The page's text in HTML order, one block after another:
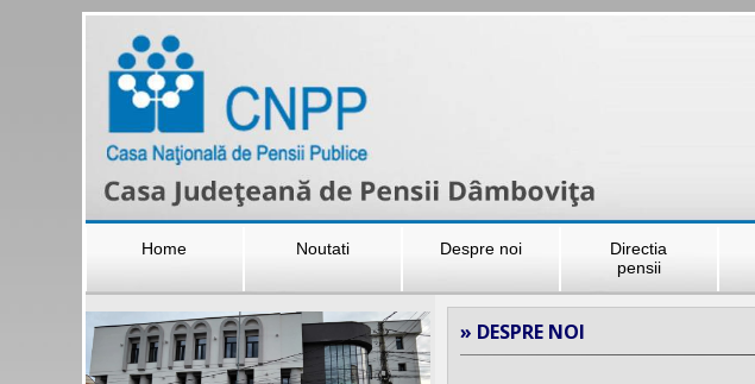
Home Noutati Despre noi
Directia
pensii
» DESPRE NOI